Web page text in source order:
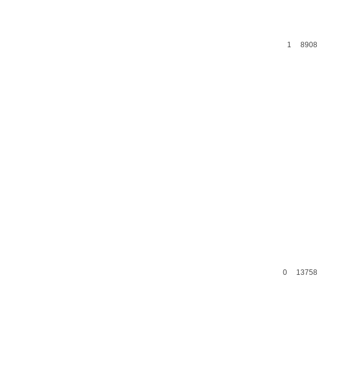
1 8908
0 13758